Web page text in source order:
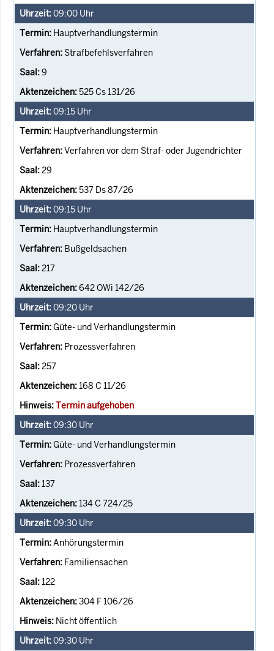
09:00 Uhr
Hauptverhandlungstermin
Strafbefehlsverfahren
9
525 Cs 131/26
09:15 Uhr
Hauptverhandlungstermin
Verfahren vor dem Straf- oder Jugendrichter
29
537 Ds 87/26
09:15 Uhr
Hauptverhandlungstermin
Bußgeldsachen
217
642 OWi 142/26
09:20 Uhr
Güte- und Verhandlungstermin
Prozessverfahren
257
168 C 11/26
Termin aufgehoben
09:30 Uhr
Güte- und Verhandlungstermin
Prozessverfahren
137
134 C 724/25
09:30 Uhr
Anhörungstermin
Familiensachen
122
304 F 106/26
Nicht öffentlich
09:30 Uhr